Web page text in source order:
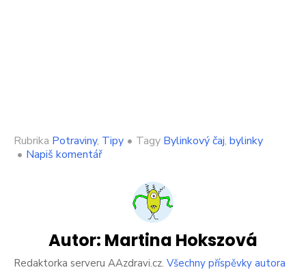
Rubrika Potraviny, Tipy • Tagy Bylinkový čaj, bylinky
• Napiš komentářon
vyřešíte
bylinkami.
Trojkombinace
ve
formě
čaje
Autor: Martina Hokszová
Redaktorka serveru AAzdravi.cz. Všechny příspěvky autora